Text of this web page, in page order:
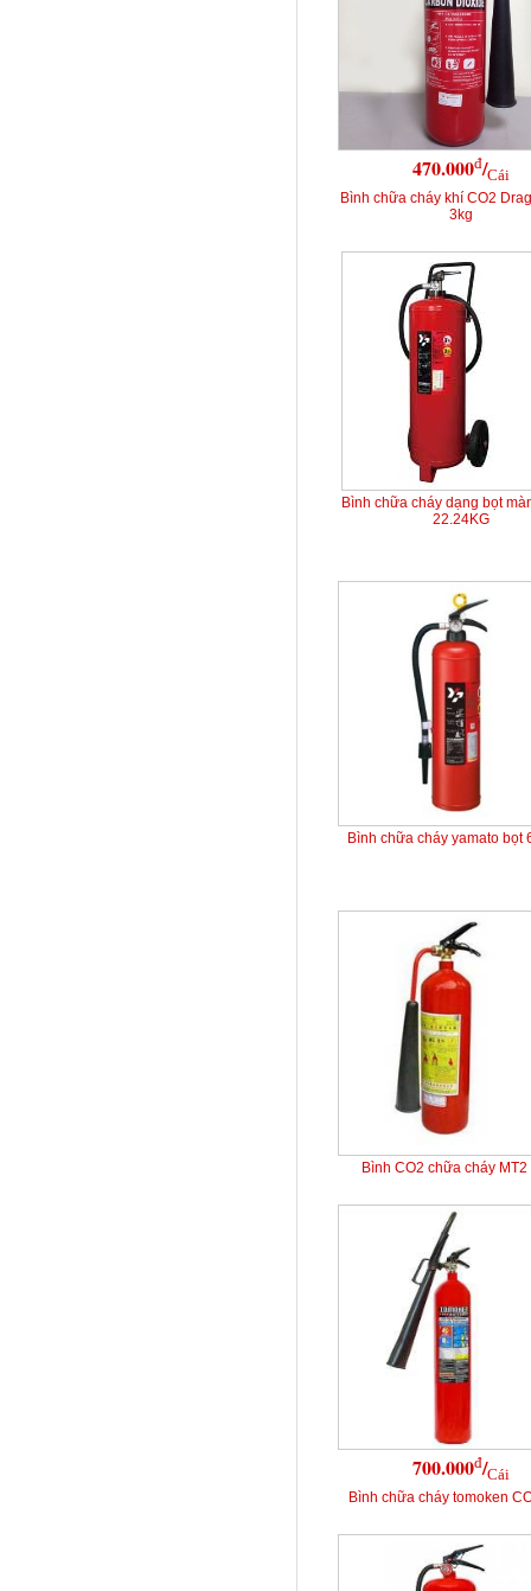
470.000đ/Cái
Bình chữa cháy khí CO2
3kg
Bình chữa cháy dạng bọt
22.24KG
Bình chữa cháy yamato bọt
Bình CO2 chữa cháy MT2
700.000đ/Cái
Bình chữa cháy tomoken